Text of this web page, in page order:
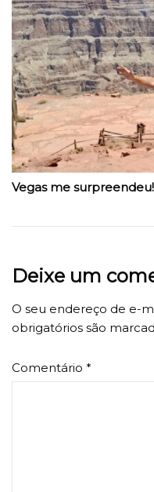
Vegas me surpreendeu!
Deixe um
O seu endereço de e-
obrigatórios são
Comentário *